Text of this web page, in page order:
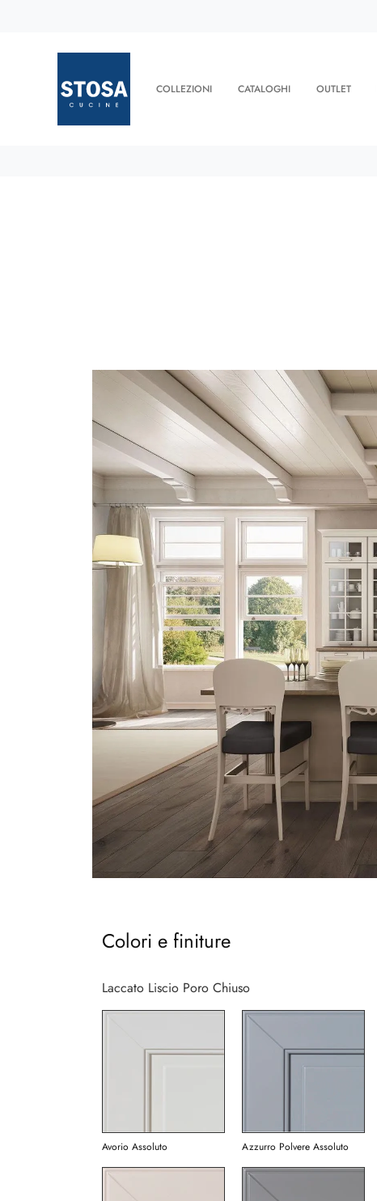
COLLEZIONI CATALOGHI OUTLET
Colori e finiture
Laccato Liscio Poro Chiuso
Avorio Assoluto Azzurro Polvere Assoluto